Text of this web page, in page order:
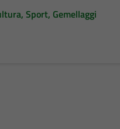
Sport, Gemellaggi